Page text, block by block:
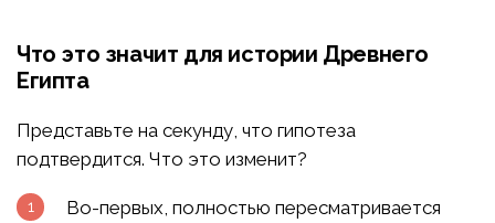
Что это значит для истории Древнего
Египта
Представьте на секунду, что гипотеза
подтвердится. Что это изменит?
Во-первых, полностью пересматривается